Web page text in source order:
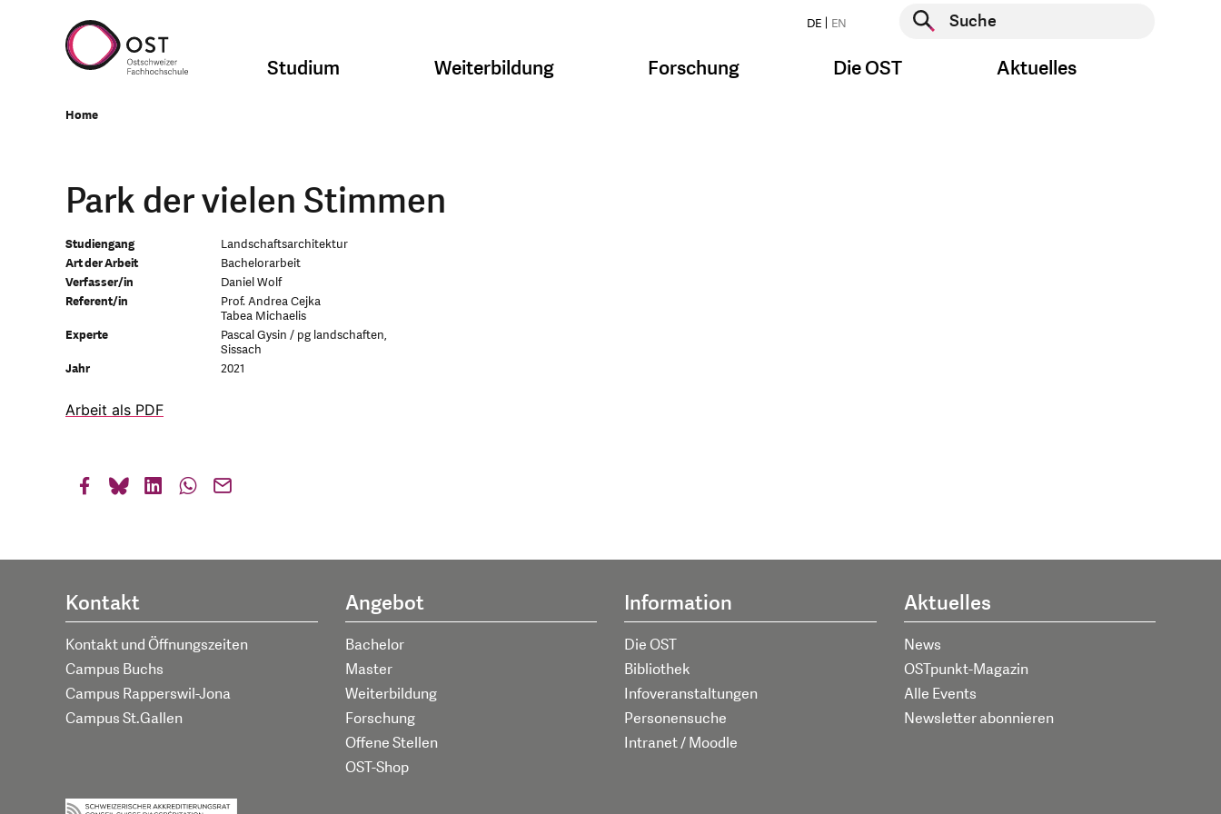
DE EN
Suche starten
Studium Weiterbildung Forschung Die OST Aktuelles
Home
Park der vielen Stimmen
Studiengang
Landschaftsarchitektur
Art der Arbeit
Bachelorarbeit
Verfasser/in
Daniel Wolf
Referent/in
Prof. Andrea Cejka
Tabea Michaelis
Experte
Pascal Gysin / pg landschaften,
Sissach
Jahr
2021
Arbeit als PDF
Kontakt
Kontakt und Öffnungszeiten
Campus Buchs
Campus Rapperswil-Jona
Campus St.Gallen
Angebot
Bachelor
Master
Weiterbildung
Forschung
Offene Stellen
OST-Shop
Information
Die OST
Bibliothek
Infoveranstaltungen
Personensuche
Intranet / Moodle
Aktuelles
News
OSTpunkt-Magazin
Alle Events
Newsletter abonnieren